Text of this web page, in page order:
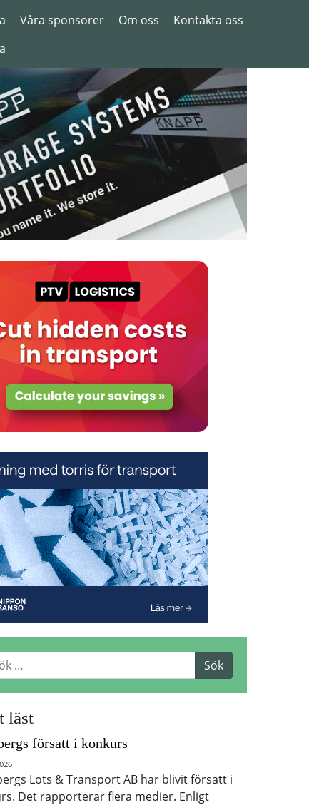
Våra sponsorer Om oss
Kontakta oss
läst
försatt i konkurs
Lots & Transport AB har blivit försatt i
Det rapporterar flera medier. Enligt